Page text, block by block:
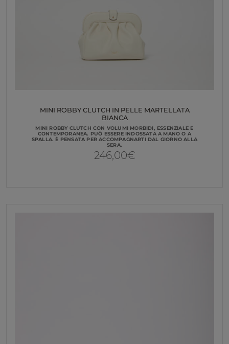
MINI ROBBY CLUTCH IN PELLE MARTELLATA
BIANCA
MINI ROBBY CLUTCH CON VOLUMI MORBIDI, ESSENZIALE E
CONTEMPORANEA. PUÒ ESSERE INDOSSATA A MANO O A
SPALLA. È PENSATA PER ACCOMPAGNARTI DAL GIORNO ALLA
SERA.
246,00€